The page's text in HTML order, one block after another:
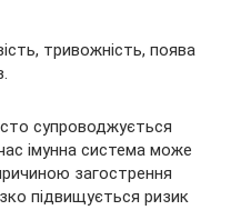
тривожність, поява
супроводжується
імунна система може
загострення
підвищується ризик